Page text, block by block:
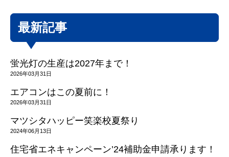
最新記事
蛍光灯の生産は2027年まで！
2026年03月31日
エアコンはこの夏前に！
2026年03月31日
マツシタハッピー笑楽校夏祭り
2024年06月13日
住宅省エネキャンペーン’24補助金申請承ります！